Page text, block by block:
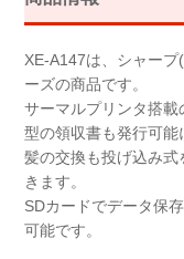
XE-A147は、シャープ
ーズの商品です。
サーマルプリンタ搭
型の領収書も発行可能
髪の交換も投げ込み
きます。
SDカードでデータ保
可能です。